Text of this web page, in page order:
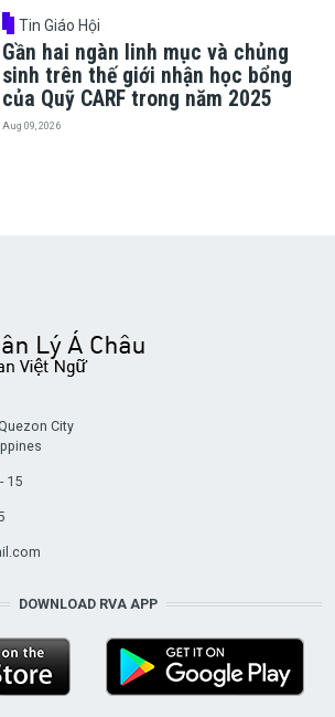
Tin Giáo Hội
Gần hai ngàn linh mục và chủng
sinh trên thế giới nhận học bổng
của Quỹ CARF trong năm 2025
Aug 09, 2026
City
15
DOWNLOAD RVA APP